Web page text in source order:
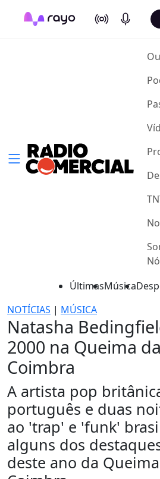
On Air Podcasts
ÚltimasMúsica
NOTÍCIAS | MÚSICA
Natasha
2000 na Queima
Coimbra
A artista pop
português e duas
ao 'trap' e 'funk'
alguns dos
deste ano da